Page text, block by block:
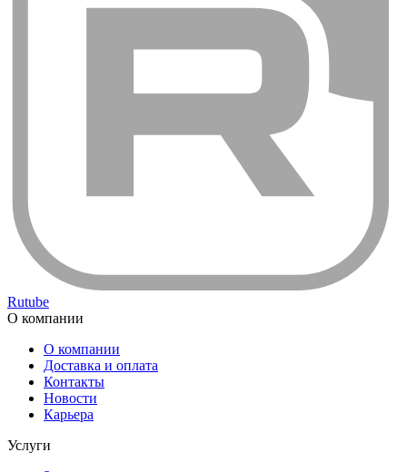
Rutube
О компании
О компании
Доставка и оплата
Контакты
Новости
Карьера
Услуги